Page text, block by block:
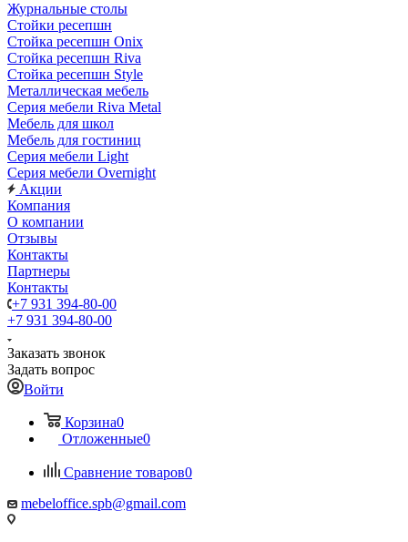
Журнальные столы
Стойки ресепшн
Стойка ресепшн Onix
Стойка ресепшн Riva
Стойка ресепшн Style
Металлическая мебель
Серия мебели Riva Metal
Мебель для школ
Мебель для гостиниц
Серия мебели Light
Серия мебели Overnight
Акции
Компания
О компании
Отзывы
Контакты
Партнеры
Контакты
+7 931 394-80-00
+7 931 394-80-00
Заказать звонок
Задать вопрос
Войти
Корзина0
Отложенные0
Сравнение товаров0
mebeloffice.spb@gmail.com